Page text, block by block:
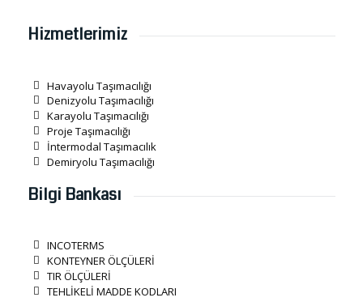
Hizmetlerimiz
Havayolu Taşımacılığı
Denizyolu Taşımacılığı
Karayolu Taşımacılığı
Proje Taşımacılığı
İntermodal Taşımacılık
Demiryolu Taşımacılığı
Bilgi Bankası
INCOTERMS
KONTEYNER ÖLÇÜLERİ
TIR ÖLÇÜLERİ
TEHLİKELİ MADDE KODLARI